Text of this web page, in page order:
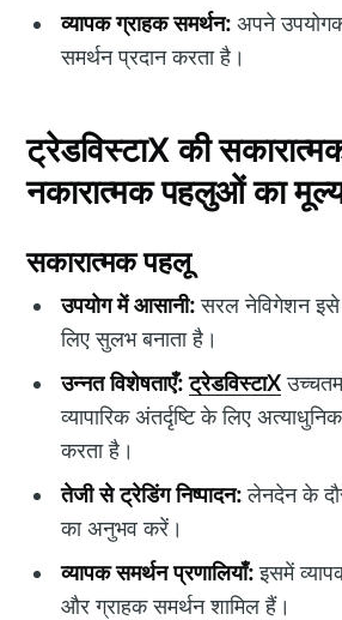
व्यापक ग्राहक समर्थन: अपने
समर्थन प्रदान करता है।
ट्रेडविस्टाX की
नकारात्मक पहलुओं का
सकारात्मक पहलू
उपयोग में आसानी:सरल नेविगेशन इसे
लिए सुलभ बनाता है।
उन्नत विशेषताएँ: ट्रेडविस्टाX
व्यापारिक अंतर्दृष्टि के लिए
करता है।
तेजी से ट्रेडिंग निष्पादन:लेनदेन के
का अनुभव करें।
व्यापक समर्थन प्रणालियाँ:इसमें
और ग्राहक समर्थन शामिल हैं।